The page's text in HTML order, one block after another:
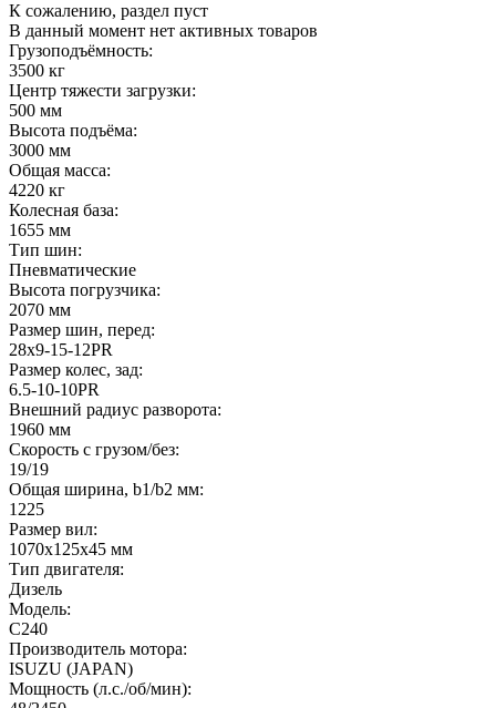
К сожалению, раздел пуст
В данный момент нет активных товаров
Грузоподъёмность:
3500 кг
Центр тяжести загрузки:
500 мм
Высота подъёма:
3000 мм
Общая масса:
4220 кг
Колесная база:
1655 мм
Тип шин:
Пневматические
Высота погрузчика:
2070 мм
Размер шин, перед:
28х9-15-12PR
Размер колес, зад:
6.5-10-10PR
Внешний радиус разворота:
1960 мм
Скорость с грузом/без:
19/19
Общая ширина, b1/b2 мм:
1225
Размер вил:
1070х125х45 мм
Тип двигателя:
Дизель
Модель:
C240
Производитель мотора:
ISUZU (JAPAN)
Мощность (л.с./об/мин):